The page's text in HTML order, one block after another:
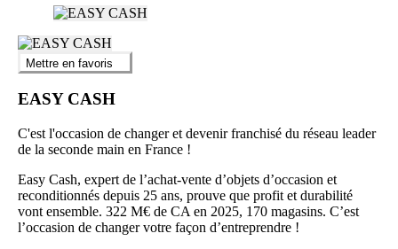
Mettre en favoris
EASY CASH
C'est l'occasion de changer et devenir franchisé du réseau leader
de la seconde main en France !
Easy Cash, expert de l’achat-vente d’objets d’occasion et
reconditionnés depuis 25 ans, prouve que profit et durabilité
vont ensemble. 322 M€ de CA en 2025, 170 magasins. C’est
l’occasion de changer votre façon d’entreprendre !